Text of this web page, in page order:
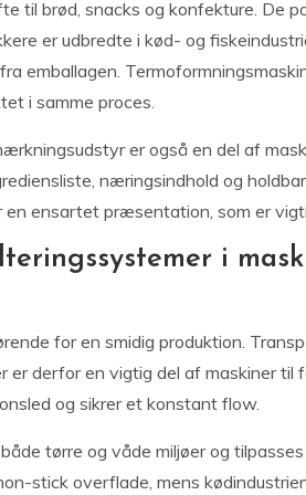
til brød, snacks og konfekture. De
er udbredte i kød- og
emballagen.
i samme proces.
er også en del af
næringsindhold og
en ensartet præsentation, som er
i
for en smidig produktion.
derfor en vigtig del af maskiner til
og sikrer et konstant flow.
tørre og våde miljøer og
stick overflade, mens